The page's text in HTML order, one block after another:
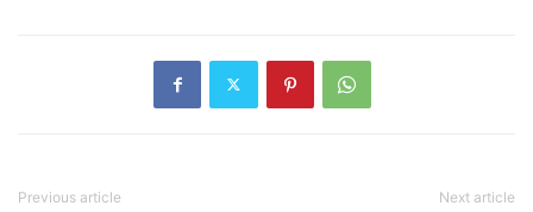
Previous article Next article